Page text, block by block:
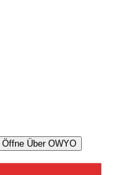
Öffne Über OWYO